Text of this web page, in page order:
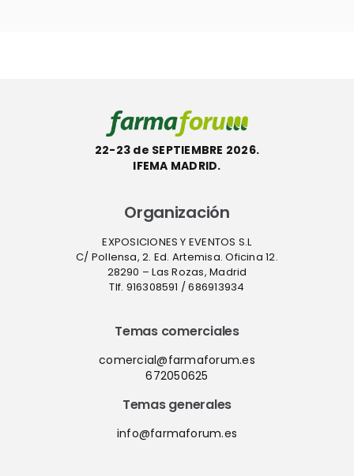
22-23 de SEPTIEMBRE 2026.
IFEMA MADRID.
Organización
EXPOSICIONES Y EVENTOS S.L
C/ Pollensa, 2. Ed. Artemisa. Oficina 12.
28290 – Las Rozas, Madrid
Tlf. 916308591 / 686913934
Temas comerciales
comercial@farmaforum.es
672050625
Temas generales
info@farmaforum.es